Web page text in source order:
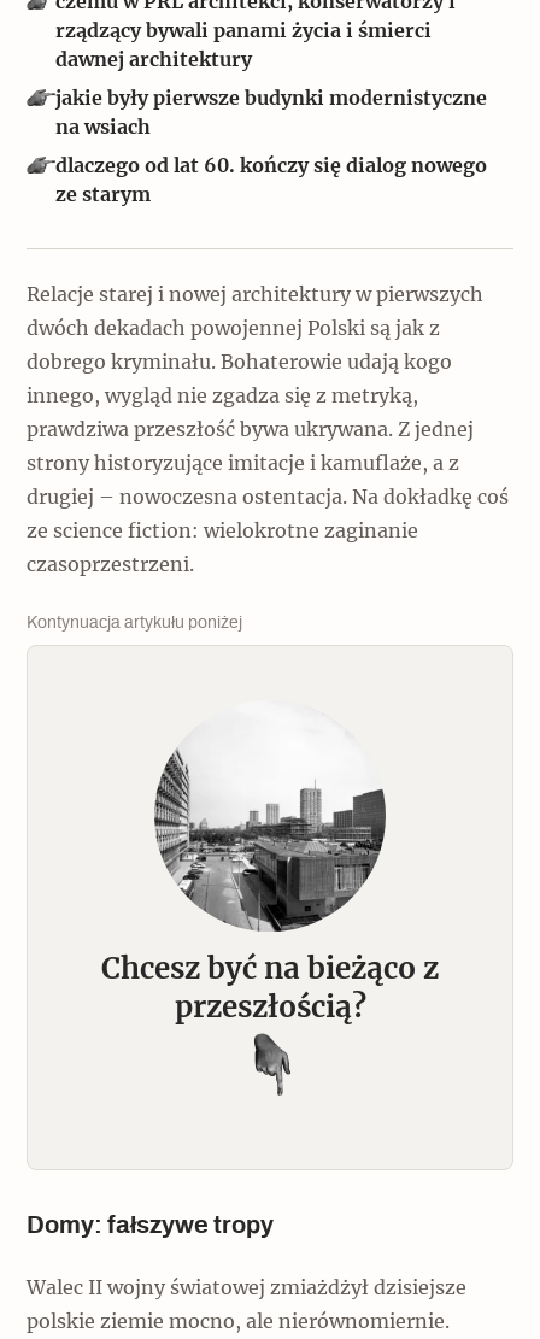
Popularne
Wskazówki idą w dobrą stronę
Varia
Zabytek niejedno ma imię
Niewykonalne? Nie dla Wawelu
Archeologia
Popularne
Zabierz mapę na wakacje!
rządzący bywali panami życia i śmierci
dawnej architektury
jakie były pierwsze budynki modernistyczne
na wsiach
dlaczego od lat 60. kończy się dialog nowego
ze starym
Relacje starej i nowej architektury w pierwszych
dwóch dekadach powojennej Polski są jak z
dobrego kryminału. Bohaterowie udają kogo
innego, wygląd nie zgadza się z metryką,
prawdziwa przeszłość bywa ukrywana. Z jednej
strony historyzujące imitacje i kamuflaże, a z
drugiej – nowoczesna ostentacja. Na dokładkę coś
ze science fiction: wielokrotne zaginanie
czasoprzestrzeni.
Kontynuacja artykułu poniżej
Chcesz być na bieżąco z
przeszłością?
Domy: fałszywe tropy
Walec II wojny światowej zmiażdżył dzisiejsze
polskie ziemie mocno, ale nierównomiernie.